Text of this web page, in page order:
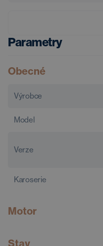
Parametry
Obecné
Výrobce
Model
Verze
Karoserie
Motor
Stav